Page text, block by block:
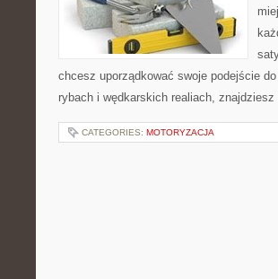
chcesz uporządkować swoje podejście
rybach i wędkarskich realiach,
CATEGORIES: MOTORYZACJA